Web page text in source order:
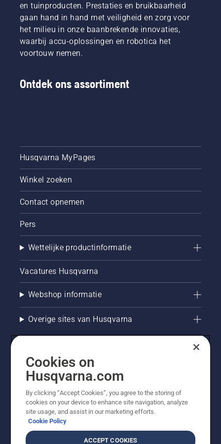
en tuinproducten. Prestaties en bruikbaarheid
gaan hand in hand met veiligheid en zorg voor
het milieu in onze baanbrekende innovaties,
waarbij accu-oplossingen en robotica het
voortouw nemen.
Ontdek ons assortiment
Husqvarna MyPages
Winkel zoeken
Contact opnemen
Pers
Wettelijke productinformatie
Vacatures Husqvarna
Webshop informatie
Overige sites van Husqvarna
© Husqvarna AB (publ). Alle rechten voorbehouden. De
getoonde prijzen zijn consumentenadviesprijzen. Alle
Cookies on
Husqvarna.com
By clicking “Accept Cookies”, you agree to the storing of
cookies on your device to enhance site navigation, analyze
site usage, and assist in our marketing efforts.
Cookie Policy
ACCEPT COOKIES